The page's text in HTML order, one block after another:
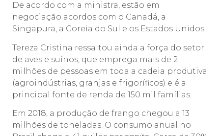
De acordo com a ministra, estão em
negociação acordos com o Canadá, a
Singapura, a Coreia do Sul e os Estados Unidos.
Tereza Cristina ressaltou ainda a força do setor
de aves e suínos, que emprega mais de 2
milhões de pessoas em toda a cadeia produtiva
(agroindústrias, granjas e frigoríficos) e é a
principal fonte de renda de 150 mil famílias.
Em 2018, a produção de frango chegou a 13
milhões de toneladas. O consumo anual no